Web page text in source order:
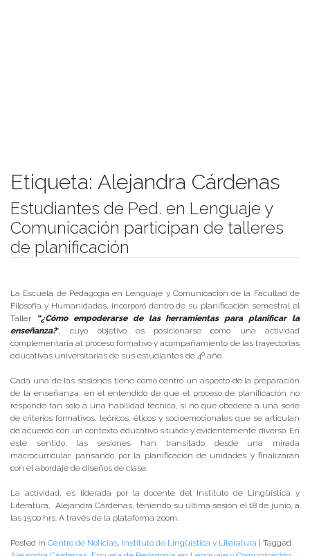
Etiqueta: Alejandra Cárdenas
Estudiantes de Ped. en Lenguaje y
Comunicación participan de talleres
de planificación
La Escuela de Pedagogía en Lenguaje y Comunicación de la Facultad de
Filosofía y Humanidades, incorporó dentro de su planificación semestral el
Taller
“¿Cómo empoderarse de las herramientas para planificar la
enseñanza?“, cuyo objetivo es posicionarse como una actividad
complementaria al proceso formativo y acompañamiento de las trayectorias
educativas universitarias de sus estudiantes de 4º año.
Cada una de las sesiones tiene como centro un aspecto de la preparación
de la enseñanza, en el entendido de que el proceso de planificación no
responde tan solo a una habilidad técnica, si no que obedece a una serie
de criterios formativos, teóricos, éticos y socioemocionales que se articulan
de acuerdo con un contexto educativo situado y evidentemente diverso. En
este sentido, las sesiones han transitado desde una mirada
macrocurricular, pansando por la planificación de unidades y finalizarán
con el abordaje de diseños de clase.
La actividad, es liderada por la docente del Instituto de Lingüística y
Literatura, Alejandra Cárdenas, teniendo su última sesión el 18 de junio, a
las 15:00 hrs. A través de la plataforma zoom.
Posted in Centro de Noticias, Instituto de Lingüística y Literatura
Tagged